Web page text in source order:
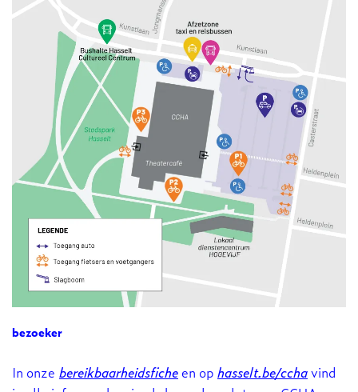
bezoeker
In onze bereikbaarheidsfiche en op hasselt.be/cchavind